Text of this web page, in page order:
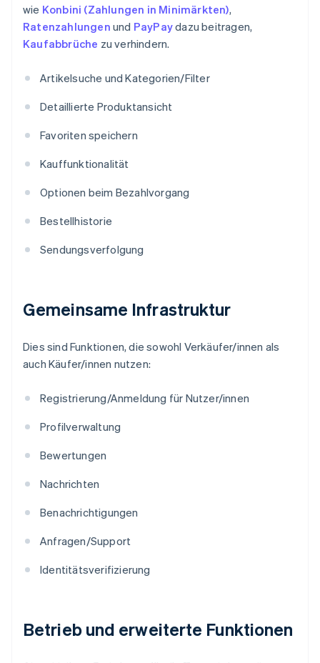
wie Konbini (Zahlungen in Minimärkten),
Ratenzahlungen und PayPaydazu beitragen,
Kaufabbrüche zu verhindern.
Artikelsuche und Kategorien/Filter
Detaillierte Produktansicht
Favoriten speichern
Kauffunktionalität
Optionen beim Bezahlvorgang
Bestellhistorie
Sendungsverfolgung
Gemeinsame Infrastruktur
Dies sind Funktionen, die sowohl Verkäufer/innen als
auch Käufer/innen nutzen:
Registrierung/Anmeldung für Nutzer/innen
Profilverwaltung
Bewertungen
Nachrichten
Benachrichtigungen
Anfragen/Support
Identitätsverifizierung
Betrieb und erweiterte Funktionen